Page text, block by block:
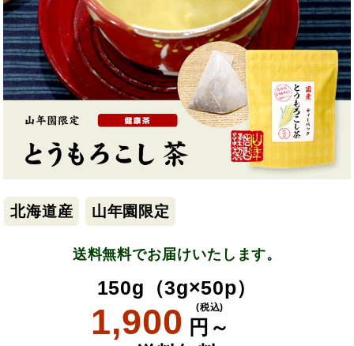
北海道産 山年園限定
送料無料でお届けいたします。
150g（3g×50p）
1,900 円～
(税込)